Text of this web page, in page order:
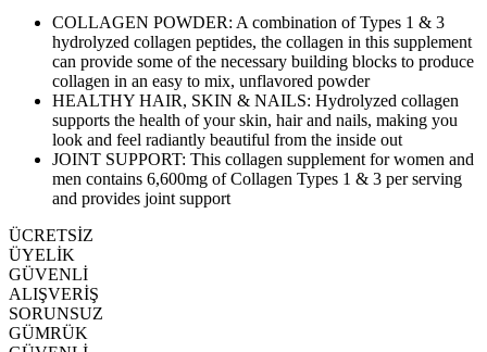
COLLAGEN POWDER: A combination of Types 1 & 3
hydrolyzed collagen peptides, the collagen in this supplement
can provide some of the necessary building blocks to produce
collagen in an easy to mix, unflavored powder
HEALTHY HAIR, SKIN & NAILS: Hydrolyzed collagen
supports the health of your skin, hair and nails, making you
look and feel radiantly beautiful from the inside out
JOINT SUPPORT: This collagen supplement for women and
men contains 6,600mg of Collagen Types 1 & 3 per serving
and provides joint support
ÜCRETSİZ
ÜYELİK
GÜVENLİ
ALIŞVERİŞ
SORUNSUZ
GÜMRÜK